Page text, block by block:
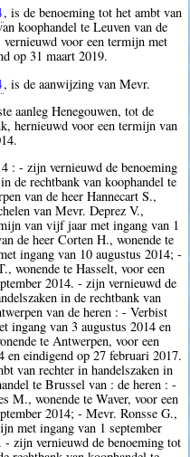
, is de benoeming tot het ambt van
koophandel te Leuven van de
voor een termijn met
op 31 maart 2019.
, is de aanwijzing van Mevr.
aanleg Henegouwen, tot de
hernieuwd voor een termijn van
: - zijn vernieuwd de benoeming
de rechtbank van koophandel te
van de heer Hannecart S.,
van Mevr. Deprez V.,
van vijf jaar met ingang van 1
de heer Corten H., wonende te
ingang van 10 augustus 2014; -
wonende te Hasselt, voor een
2014. - zijn vernieuwd de
in de rechtbank van
van de heren : - Verbist
ingang van 3 augustus 2014 en
te Antwerpen, voor een
en eindigend op 27 februari 2017.
van rechter in handelszaken in
te Brussel van : de heren : -
M., wonende te Waver, voor een
2014; - Mevr. Ronsse G.,
met ingang van 1 september
- zijn vernieuwd de benoeming tot